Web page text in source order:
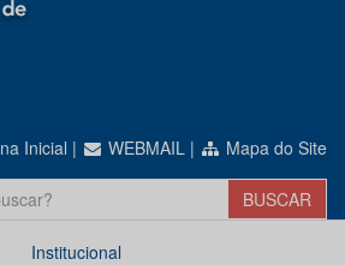
Inicial | WEBMAIL | Mapa do Site
Institucional